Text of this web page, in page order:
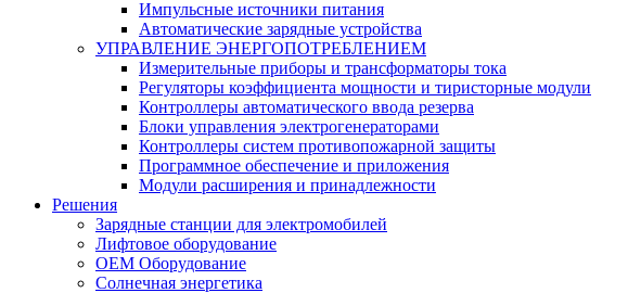
Импульсные источники питания
Автоматические зарядные устройства
УПРАВЛЕНИЕ ЭНЕРГОПОТРЕБЛЕНИЕМ
Измерительные приборы и трансформаторы тока
Регуляторы коэффициента мощности и тиристорные модули
Контроллеры автоматического ввода резерва
Блоки управления электрогенераторами
Контроллеры систем противопожарной защиты
Программное обеспечение и приложения
Модули расширения и принадлежности
Решения
Зарядные станции для электромобилей
Лифтовое оборудование
ОЕМ Оборудование
Солнечная энергетика